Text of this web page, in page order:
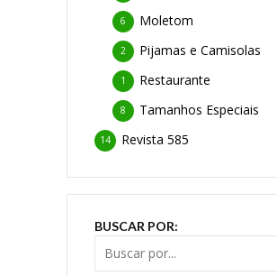
Moletom
6
Pijamas e Camisolas
2
Restaurante
1
Tamanhos Especiais
8
Revista 585
14
BUSCAR POR: